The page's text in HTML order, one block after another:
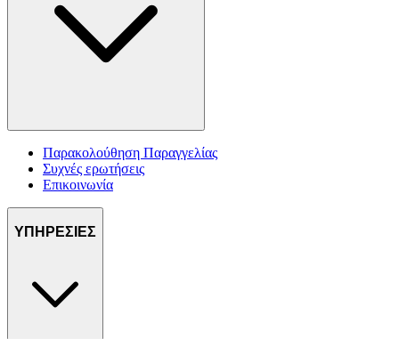
Παρακολούθηση Παραγγελίας
Συχνές ερωτήσεις
Επικοινωνία
ΥΠΗΡΕΣΙΕΣ